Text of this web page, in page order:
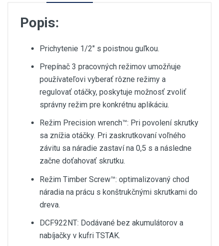
Popis:
Prichytenie 1/2" s poistnou guľkou.
Prepínač 3 pracovných režimov umožňuje
používateľovi vyberať rôzne režimy a
regulovať otáčky, poskytuje možnosť zvoliť
správny režim pre konkrétnu aplikáciu.
Režim Precision wrench™: Pri povolení skrutky
sa znížia otáčky. Pri zaskrutkovaní voľného
závitu sa náradie zastaví na 0,5 s a následne
začne doťahovať skrutku.
Režim Timber Screw™: optimalizovaný chod
náradia na prácu s konštrukčnými skrutkami do
dreva.
DCF922NT: Dodávané bez akumulátorov a
nabíjačky v kufri TSTAK.